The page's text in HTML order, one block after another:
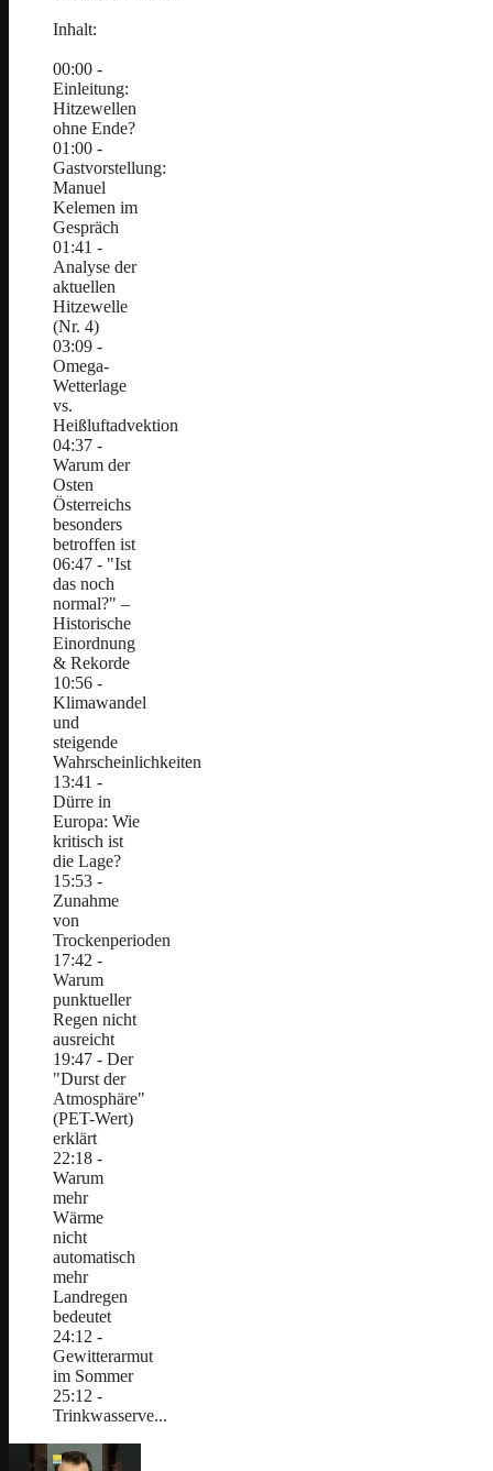
Inhalt:
00:00 -
Einleitung:
Hitzewellen
ohne Ende?
01:00 -
Gastvorstellung:
Manuel
Kelemen im
Gespräch
01:41 -
Analyse der
aktuellen
Hitzewelle
(Nr. 4)
03:09 -
Omega-
Wetterlage
vs.
Heißluftadvektion
04:37 -
Warum der
Osten
Österreichs
besonders
betroffen ist
06:47 - "Ist
das noch
normal?" –
Historische
Einordnung
& Rekorde
10:56 -
Klimawandel
und
steigende
Wahrscheinlichkeiten
13:41 -
Dürre in
Europa: Wie
kritisch ist
die Lage?
15:53 -
Zunahme
von
Trockenperioden
17:42 -
Warum
punktueller
Regen nicht
ausreicht
19:47 - Der
"Durst der
Atmosphäre"
(PET-Wert)
erklärt
22:18 -
Warum
mehr
Wärme
nicht
automatisch
mehr
Landregen
bedeutet
24:12 -
Gewitterarmut
im Sommer
25:12 -
Trinkwasserve...